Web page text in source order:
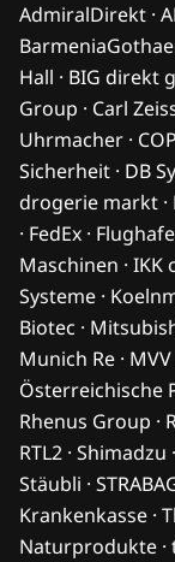
AdmiralDirekt ·
Hall · BIG direkt
Group · Carl
Uhrmacher ·
Sicherheit · DB
drogerie markt ·
· FedEx ·
Maschinen · IKK
Systeme ·
Biotec ·
Munich Re · MVV
Österreichische
Rhenus Group ·
RTL2 · Shimadzu
Stäubli ·
Krankenkasse ·
Naturprodukte ·